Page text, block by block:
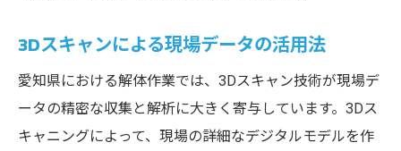
3Dスキャンによる現場データの活用法
愛知県における解体作業では、3Dスキャン技術が現場デ
ータの精密な収集と解析に大きく寄与しています。3Dス
キャニングによって、現場の詳細なデジタルモデルを作